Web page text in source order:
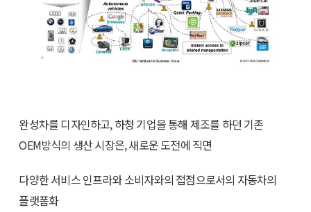
완성차를 디자인하고, 하청 기업을 통해 제조를 하던 기존
OEM방식의 생산 시장은, 새로운 도전에 직면
다양한 서비스 인프라와 소비자와의 접점으로서의 자동차의
플랫폼화